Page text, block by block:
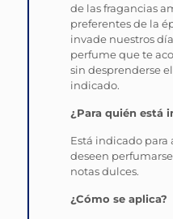
de las fragancias
preferentes de la
invade nuestros
perfume que te
sin desprenderse
indicado.
¿Para quién está
Está indicado
deseen
notas dulces.
¿Cómo se aplica?